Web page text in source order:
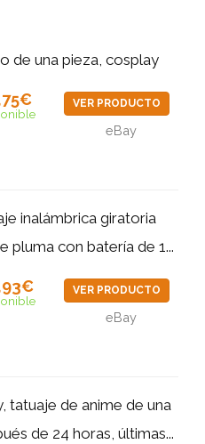
de una pieza, cosplay
VER PRODUCTO
eBay
inalámbrica giratoria
pluma con batería de 1...
VER PRODUCTO
eBay
tatuaje de anime de una
de 24 horas, últimas...